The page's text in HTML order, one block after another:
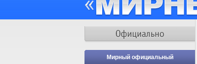
Мирный официальный